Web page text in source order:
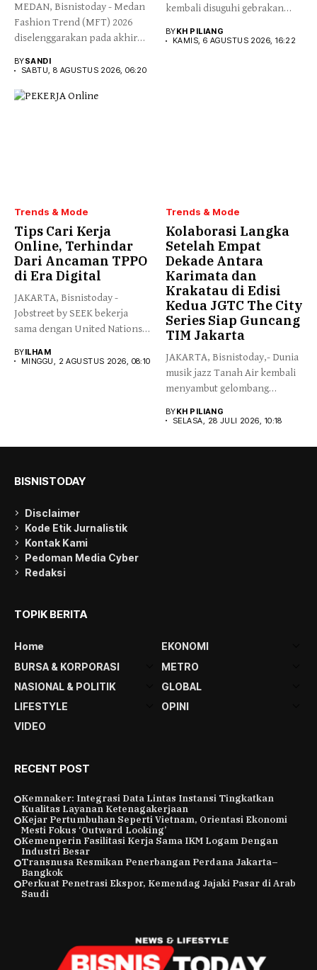
MEDAN, Bisnistoday - Medan
Fashion Trend (MFT) 2026
diselenggarakan pada akhir
BYSANDI
SABTU, 8 AGUSTUS 2026, 06:20
kembali disuguhi gebrakan
BYKH PILIANG
KAMIS, 6 AGUSTUS 2026, 16:22
Trends & Mode
Tips Cari Kerja
Online, Terhindar
Dari Ancaman TPPO
di Era Digital
JAKARTA, Bisnistoday -
Jobstreet by SEEK bekerja
sama dengan United Nations
BYILHAM
MINGGU, 2 AGUSTUS 2026, 08:10
Trends & Mode
Kolaborasi Langka
Setelah Empat
Dekade Antara
Karimata dan
Krakatau di Edisi
Kedua JGTC The City
Series Siap Guncang
TIM Jakarta
JAKARTA, Bisnistoday,- ​Dunia
musik jazz Tanah Air kembali
menyambut gelombang
BYKH PILIANG
SELASA, 28 JULI 2026, 10:18
BISNISTODAY
Disclaimer
Kode Etik Jurnalistik
Kontak Kami
Pedoman Media Cyber
Redaksi
TOPIK BERITA
Home
EKONOMI
BURSA & KORPORASI
METRO
NASIONAL & POLITIK
GLOBAL
LIFESTYLE
OPINI
VIDEO
RECENT POST
Kemnaker: Integrasi Data Lintas Instansi Tingkatkan
Kualitas Layanan Ketenagakerjaan
Kejar Pertumbuhan Seperti Vietnam, Orientasi Ekonomi
Mesti Fokus ‘Outward Looking’
Kemenperin Fasilitasi Kerja Sama IKM Logam Dengan
Industri Besar
Transnusa Resmikan Penerbangan Perdana Jakarta–
Bangkok
Perkuat Penetrasi Ekspor, Kemendag Jajaki Pasar di Arab
Saudi